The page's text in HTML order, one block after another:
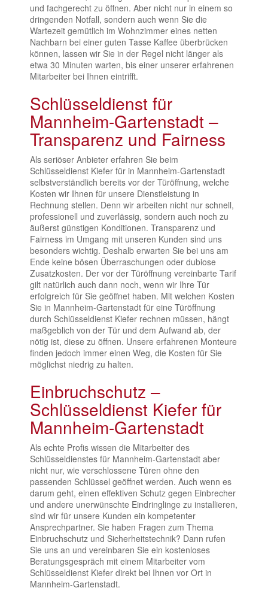
und fachgerecht zu öffnen. Aber nicht nur in einem so
dringenden Notfall, sondern auch wenn Sie die
Wartezeit gemütlich im Wohnzimmer eines netten
Nachbarn bei einer guten Tasse Kaffee überbrücken
können, lassen wir Sie in der Regel nicht länger als
etwa 30 Minuten warten, bis einer unserer erfahrenen
Mitarbeiter bei Ihnen eintrifft.
Schlüsseldienst für
Mannheim-Gartenstadt –
Transparenz und Fairness
Als seriöser Anbieter erfahren Sie beim
Schlüsseldienst Kiefer für in Mannheim-Gartenstadt
selbstverständlich bereits vor der Türöffnung, welche
Kosten wir Ihnen für unsere Dienstleistung in
Rechnung stellen. Denn wir arbeiten nicht nur schnell,
professionell und zuverlässig, sondern auch noch zu
äußerst günstigen Konditionen. Transparenz und
Fairness im Umgang mit unseren Kunden sind uns
besonders wichtig. Deshalb erwarten Sie bei uns am
Ende keine bösen Überraschungen oder dubiose
Zusatzkosten. Der vor der Türöffnung vereinbarte Tarif
gilt natürlich auch dann noch, wenn wir Ihre Tür
erfolgreich für Sie geöffnet haben. Mit welchen Kosten
Sie in Mannheim-Gartenstadt für eine Türöffnung
durch Schlüsseldienst Kiefer rechnen müssen, hängt
maßgeblich von der Tür und dem Aufwand ab, der
nötig ist, diese zu öffnen. Unsere erfahrenen Monteure
finden jedoch immer einen Weg, die Kosten für Sie
möglichst niedrig zu halten.
Einbruchschutz –
Schlüsseldienst Kiefer für
Mannheim-Gartenstadt
Als echte Profis wissen die Mitarbeiter des
Schlüsseldienstes für Mannheim-Gartenstadt aber
nicht nur, wie verschlossene Türen ohne den
passenden Schlüssel geöffnet werden. Auch wenn es
darum geht, einen effektiven Schutz gegen Einbrecher
und andere unerwünschte Eindringlinge zu installieren,
sind wir für unsere Kunden ein kompetenter
Ansprechpartner. Sie haben Fragen zum Thema
Einbruchschutz und Sicherheitstechnik? Dann rufen
Sie uns an und vereinbaren Sie ein kostenloses
Beratungsgespräch mit einem Mitarbeiter vom
Schlüsseldienst Kiefer direkt bei Ihnen vor Ort in
Mannheim-Gartenstadt.